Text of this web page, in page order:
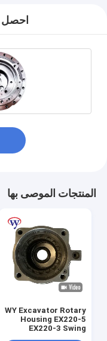
المنتجات الموصى بها
WY Excavator Rotary
Housing EX220-5
EX220-3 Swing